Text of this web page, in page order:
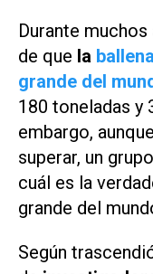
Durante
de que la
grande del
180 toneladas y
embargo,
superar, un
cuál es la
grande del
Según